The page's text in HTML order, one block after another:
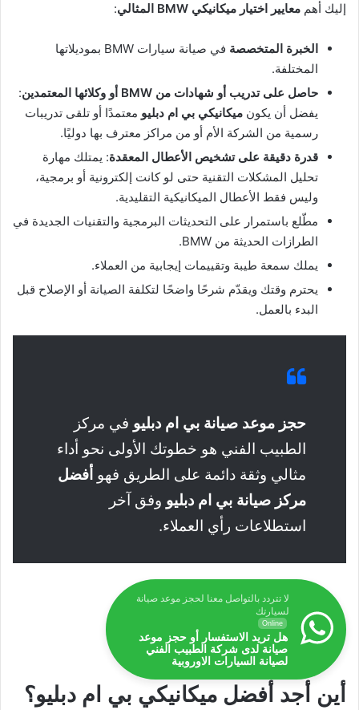
إليك أهم معايير اختيار ميكانيكي BMW المثالي :
الخبرة المتخصصة
في صيانة سيارات BMW بموديلاتها
المختلفة.
حاصل على تدريب أو شهادات من BMW أو وكلائها المعتمدين
:
يفضل أن يكون ميكانيكي بي ام دبليو معتمدًا أو تلقى تدريبات
رسمية من الشركة الأم أو من مراكز معترف بها دوليًا.
قدرة دقيقة على تشخيص الأعطال المعقدة: يمتلك مهارة
تحليل المشكلات التقنية حتى لو كانت إلكترونية أو برمجية،
وليس فقط الأعطال الميكانيكية التقليدية.
مطّلع باستمرار على التحديثات البرمجية والتقنيات الجديدة في
الطرازات الحديثة من BMW.
يملك سمعة طيبة وتقييمات إيجابية من العملاء.
يحترم وقتك ويقدّم شرحًا واضحًا لتكلفة الصيانة أو الإصلاح قبل
البدء بالعمل.
حجز موعد صيانة بي ام دبليو في مركز
الطبيب الفني هو خطوتك الأولى نحو أداء
مثالي وثقة دائمة على الطريق فهو أفضل
مركز صيانة بي ام دبليو وفق آخر
استطلاعات رأي العملاء.
لا تتردد بالتواصل معنا لحجز موعد صيانة
لسيارتك
Online
هل تريد الاستفسار أو حجز موعد
صيانة لدى شركة الطبيب الفني
لصيانة السيارات الاوروبية
أين أجد أفضل ميكانيكي بي ام دبليو؟